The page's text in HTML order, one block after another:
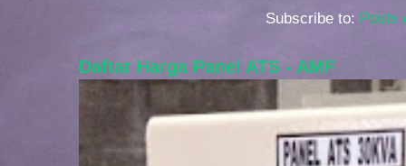
Subscribe to: Posts
Daftar Harga Panel ATS - AMF